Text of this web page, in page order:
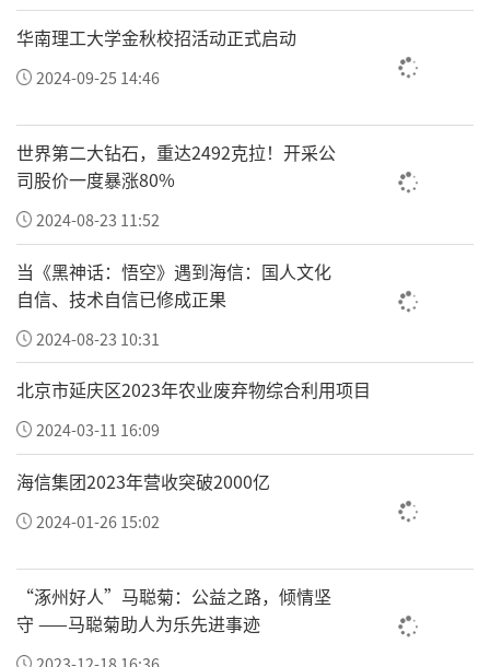
本次活动由环球网主办，平安健康保险、北大
医疗集团、北京大学国际医院协办，越南中国总商
市分会支持。从2025年米兰站启航，到2026年首
站落地圣保罗，再到本次落地越南，“中国品牌出
海·环球行”的足迹不断延伸。未来，活动将继续搭
建中国品牌与海外市场的合作桥梁，助力中国品牌
以开放姿态拥抱世界，在全球化舞台上展现中国创
责任编辑：0948
华南理工大学金秋校招活动正式启动
2024-09-25 14:46
世界第二大钻石，重达2492克拉！开采公
司股价一度暴涨80%
2024-08-23 11:52
当《黑神话：悟空》遇到海信：国人文化
自信、技术自信已修成正果
2024-08-23 10:31
北京市延庆区2023年农业废弃物综合利用项目
2024-03-11 16:09
海信集团2023年营收突破2000亿
2024-01-26 15:02
“涿州好人”马聪菊：公益之路，倾情坚
守 ——马聪菊助人为乐先进事迹